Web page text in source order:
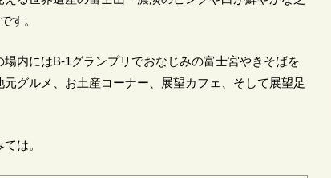
す。
内にはB-1グランプリでおなじみの富士宮やきそばを
グルメ、お土産コーナー、展望カフェ、そして展望足
は。